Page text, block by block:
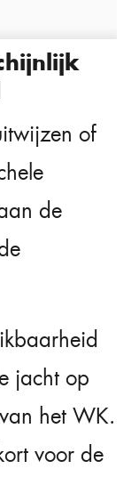
of
de
jacht op
het WK.
voor de